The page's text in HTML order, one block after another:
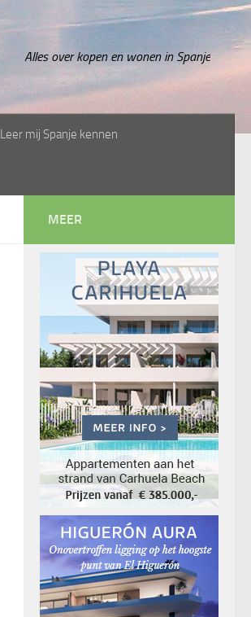
Alles over kopen en wonen in Spanje
Leer mij Spanje kennen
MEER